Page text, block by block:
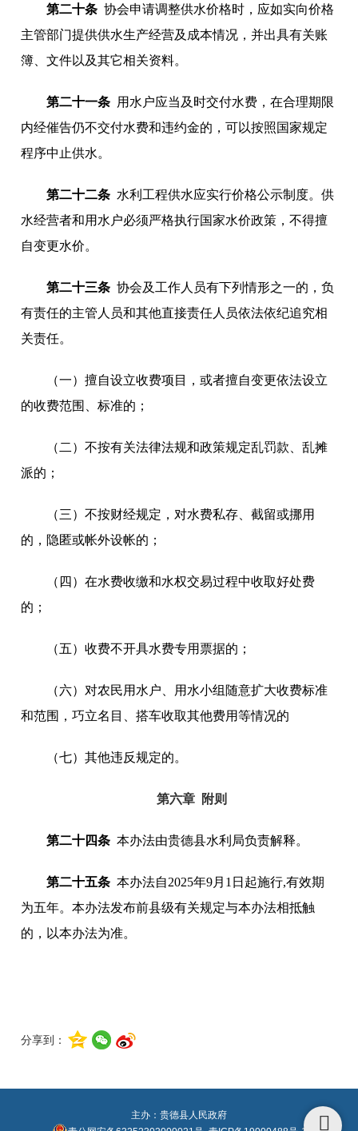
第二十条 协会申请调整供水价格时，应如实向价格
主管部门提供供水生产经营及成本情况，并出具有关账
簿、文件以及其它相关资料。
第二十一条 用水户应当及时交付水费，在合理期限
内经催告仍不交付水费和违约金的，可以按照国家规定
程序中止供水。
第二十二条 水利工程供水应实行价格公示制度。供
水经营者和用水户必须严格执行国家水价政策，不得擅
自变更水价。
第二十三条 协会及工作人员有下列情形之一的，负
有责任的主管人员和其他直接责任人员依法依纪追究相
关责任。
（一）擅自设立收费项目，或者擅自变更依法设立
的收费范围、标准的；
（二）不按有关法律法规和政策规定乱罚款、乱摊
派的；
（三）不按财经规定，对水费私存、截留或挪用
的，隐匿或帐外设帐的；
（四）在水费收缴和水权交易过程中收取好处费
的；
（五）收费不开具水费专用票据的；
（六）对农民用水户、用水小组随意扩大收费标准
和范围，巧立名目、搭车收取其他费用等情况的
（七）其他违反规定的。
第六章 附则
第二十四条 本办法由贵德县水利局负责解释。
第二十五条本办法自2025年9月1日起施行,有效期
为五年。本办法发布前县级有关规定与本办法相抵触
的，以本办法为准。
分享到：
主办：贵德县人民政府